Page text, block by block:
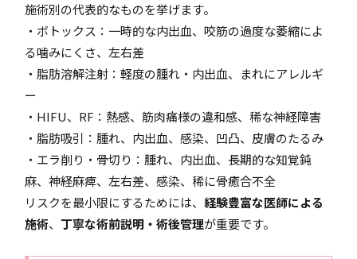
施術別の代表的なものを挙げます。
・ボトックス：一時的な内出血、咬筋の過度な萎縮によ
る噛みにくさ、左右差
・脂肪溶解注射：軽度の腫れ・内出血、まれにアレルギ
ー
・HIFU、RF：熱感、筋肉痛様の違和感、稀な神経障害
・脂肪吸引：腫れ、内出血、感染、凹凸、皮膚のたるみ
・エラ削り・骨切り：腫れ、内出血、長期的な知覚鈍
麻、神経麻痺、左右差、感染、稀に骨癒合不全
リスクを最小限にするためには、経験豊富な医師による
施術、丁寧な術前説明・術後管理が重要です。